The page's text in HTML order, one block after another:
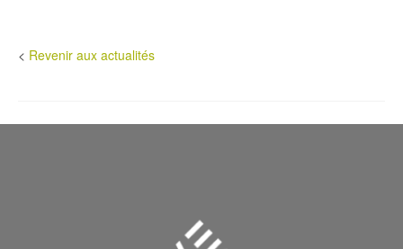
< Revenir aux actualités